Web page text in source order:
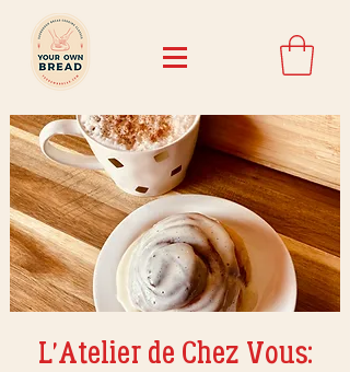
L'Atelier de Chez Vous: